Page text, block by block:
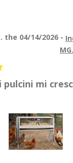
the 04/14/2026 -
pulcini mi